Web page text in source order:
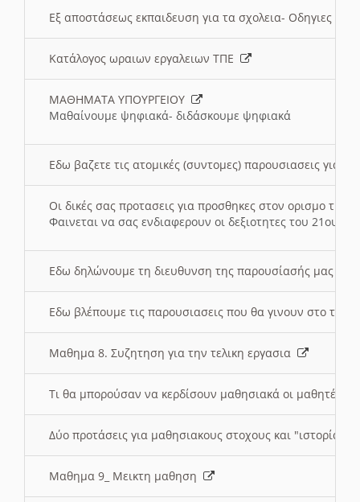
Εξ αποστάσεως εκπαιδευση για τα σχολεια- Οδηγιες
Κατάλογος ωραιων εργαλειων ΤΠΕ
ΜΑΘΗΜΑΤΑ ΥΠΟΥΡΓΕΙΟΥ
Μαθαίνουμε ψηφιακά- διδάσκουμε ψηφιακά
Εδω βαζετε τις ατομικές (συντομες) παρουσιασεις για
Οι δικές σας προτασεις για προσθηκες στον ορισμο
Φαινεται να σας ενδιαφερουν οι δεξιοτητες του 21ου
Εδω δηλώνουμε τη διευθυνση της παρουσίασής μας
Εδω βλέπουμε τις παρουσιασεις που θα γινουν στο
Μαθημα 8. Συζητηση για την τελικη εργασια
Τι θα μπορούσαν να κερδίσουν μαθησιακά οι μαθητές/
Δύο προτάσεις για μαθησιακους στοχους και "ιστορία"
Μαθημα 9_ Μεικτη μαθηση